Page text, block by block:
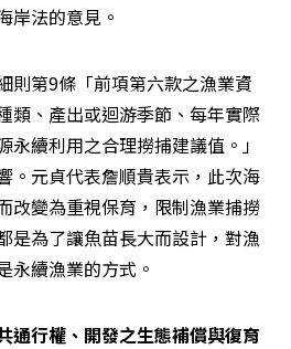
岸法的意見。
則第9條「前項第六款之漁業資
類、產出或迴游季節、每年實際
續利用之合理撈捕建議值。」
。元貞代表詹順貴表示，此次海
改變為重視保育，限制漁業捕撈
是為了讓魚苗長大而設計，對漁
永續漁業的方式。
通行權、開發之生態補償與復育